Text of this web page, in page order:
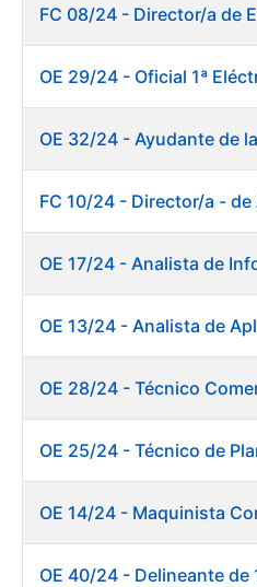
Mostrar/Ocultar
Mostrar/Ocultar
Mostrar/Ocultar
OE 17/24 - Analista de
OE 28/24 - Técnico
OE 25/24 - Técnico de
OE 40/24 - Delineante de